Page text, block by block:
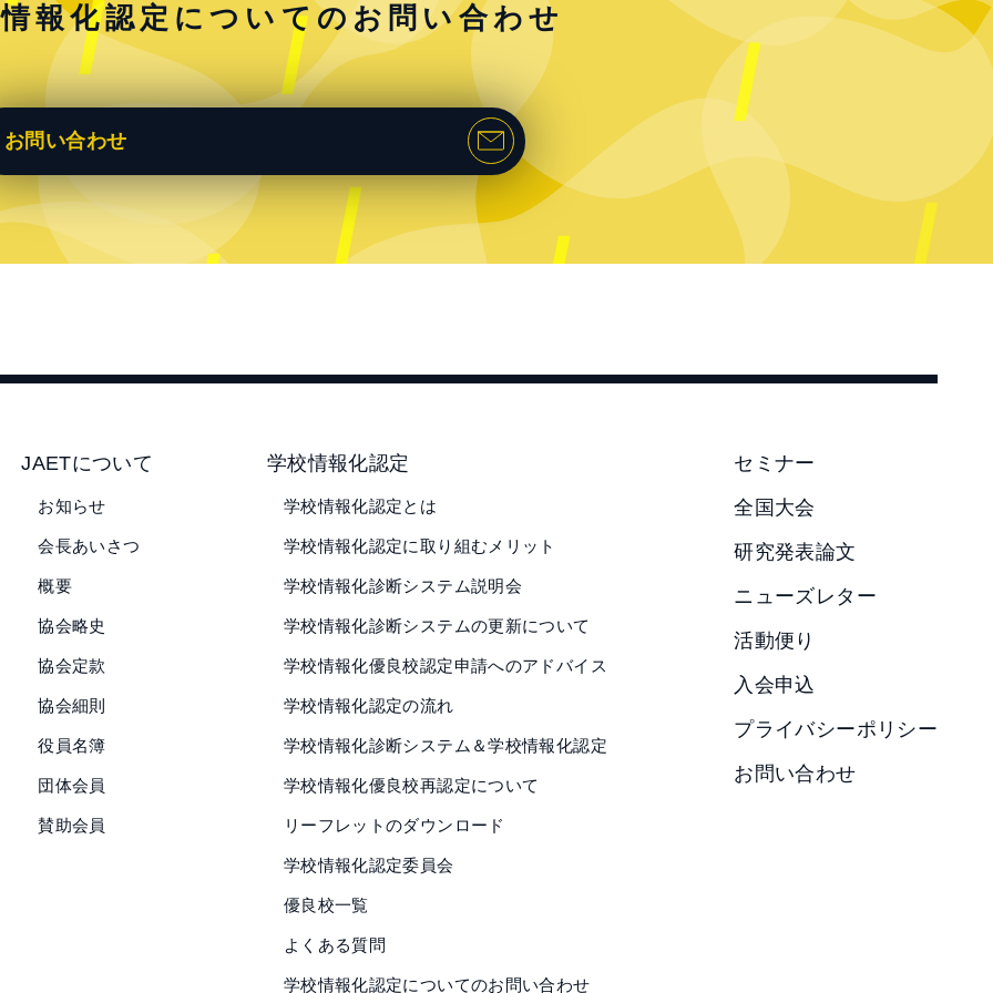
報化認定についての お問い合わせ
お問い合わせ
JAETについて
お知らせ
会長あいさつ
概要
協会略史
協会定款
協会細則
役員名簿
団体会員
賛助会員
学校情報化認定
学校情報化認定とは
学校情報化認定に取り組むメリット
学校情報化診断システム説明会
学校情報化診断システムの更新について
学校情報化優良校認定申請へのアドバイス
学校情報化認定の流れ
学校情報化診断システム＆学校情報化認定
学校情報化優良校再認定について
リーフレットのダウンロード
学校情報化認定委員会
優良校一覧
よくある質問
学校情報化認定についてのお問い合わせ
セミナー
全国大会
研究発表論文
ニューズレター
活動便り
入会申込
プライバシーポリシー
お問い合わせ